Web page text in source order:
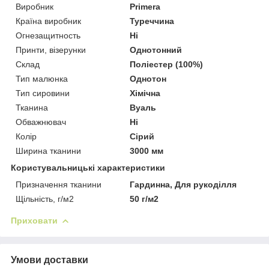
Виробник
Primera
Країна виробник
Туреччина
Огнезащитность
Ні
Принти, візерунки
Однотонний
Склад
Поліестер (100%)
Тип малюнка
Однотон
Тип сировини
Хімічна
Тканина
Вуаль
Обважнювач
Ні
Колір
Сірий
Ширина тканини
3000 мм
Користувальницькі характеристики
Призначення тканини
Гардинна, Для рукоділля
Щільність, г/м2
50 г/м2
Приховати
Умови доставки